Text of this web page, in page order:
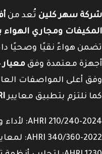
شركة سهر كلين تُعد من
المكيفات ومجاري الهواء
تضمن هواءً نقيًا وصحيًا
أجهزة معتمدة وفق معيار ISO 14644
وفق أعلى المواصفات
كما نلتزم بتطبيق معايير
AHRI 210/240-2024: لأداء وكفاءة وحدات التكييف السكنية.
AHRI 340/360-2022: لمعايير الأداء التجاري والصناعي.